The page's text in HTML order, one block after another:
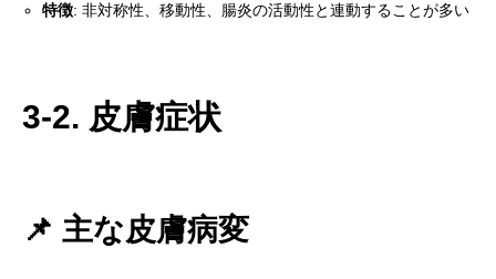
特徴: 非対称性、移動性、腸炎の活動性と連動することが多い
3-2. 皮膚症状
📌 主な皮膚病変